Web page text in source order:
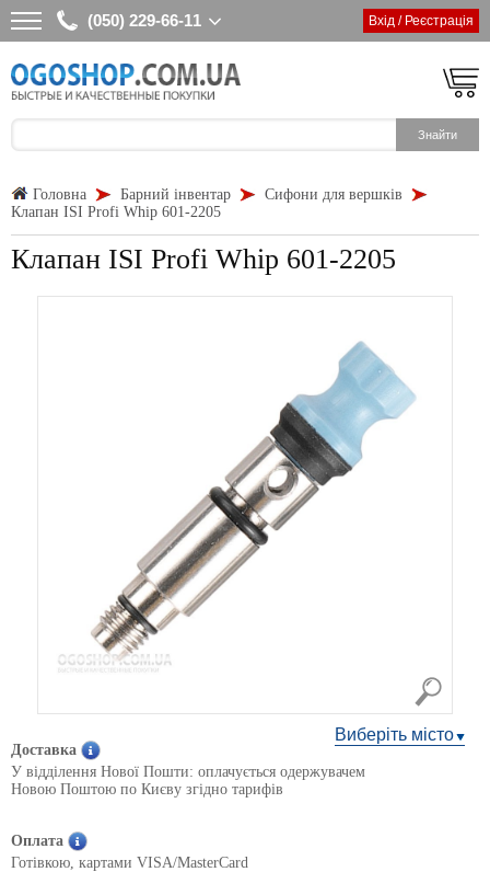
(050) 229-66-11 Вхід / Реєстрація
Головна Барний інвентар
Сифони для вершків
Клапан ISI Profi Whip 601-2205
Клапан ISI Profi Whip 601-2205
Виберіть місто
Доставка
У відділення Нової Пошти: оплачується одержувачем
Новою Поштою по Києву згідно тарифів
Оплата
Готівкою, картами VISA/MasterCard